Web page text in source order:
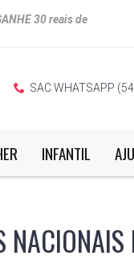
30 reais de
SAC WHATSAPP
INFANTIL